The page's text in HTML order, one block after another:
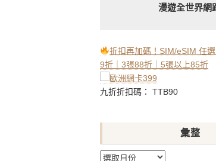
漫遊全世界網
折扣再加碼！SIM/eSIM 任
9折｜3張88折｜5張以上85折
九折折扣碼： TTB90
彙整
彙